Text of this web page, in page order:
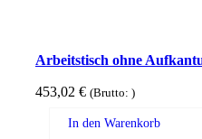
Arbeitstisch ohne
453,02 € (Brutto: )
In den Warenkorb